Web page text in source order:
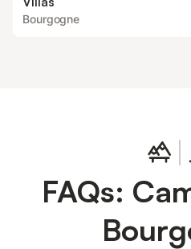
Bourgogne
FAQs: